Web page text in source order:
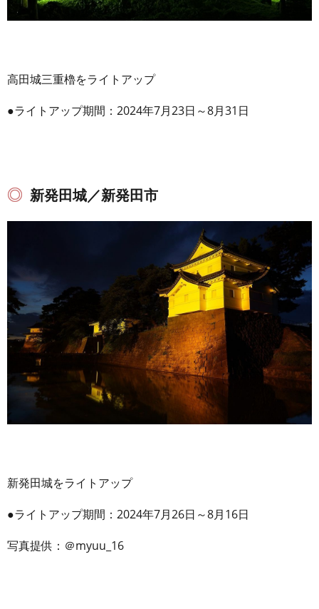
高田城三重櫓をライトアップ
●ライトアップ期間：2024年7月23日～8月31日
新発田城／新発田市
新発田城をライトアップ
●ライトアップ期間：2024年7月26日～8月16日
写真提供：＠myuu_16